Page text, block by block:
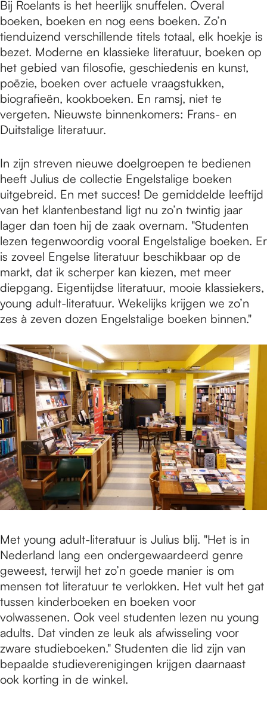
Bij Roelants is het heerlijk snuffelen. Overal
boeken, boeken en nog eens boeken. Zo’n
tienduizend verschillende titels totaal, elk hoekje is
bezet. Moderne en klassieke literatuur, boeken op
het gebied van filosofie, geschiedenis en kunst,
poëzie, boeken over actuele vraagstukken,
biografieën, kookboeken. En ramsj, niet te
vergeten. Nieuwste binnenkomers: Frans- en
Duitstalige literatuur.
In zijn streven nieuwe doelgroepen te bedienen
heeft Julius de collectie Engelstalige boeken
uitgebreid. En met succes! De gemiddelde leeftijd
van het klantenbestand ligt nu zo’n twintig jaar
lager dan toen hij de zaak overnam. "Studenten
lezen tegenwoordig vooral Engelstalige boeken. Er
is zoveel Engelse literatuur beschikbaar op de
markt, dat ik scherper kan kiezen, met meer
diepgang. Eigentijdse literatuur, mooie klassiekers,
young adult-literatuur. Wekelijks krijgen we zo’n
zes à zeven dozen Engelstalige boeken binnen."
Met young adult-literatuur is Julius blij. "Het is in
Nederland lang een ondergewaardeerd genre
geweest, terwijl het zo’n goede manier is om
mensen tot literatuur te verlokken. Het vult het gat
tussen kinderboeken en boeken voor
volwassenen. Ook veel studenten lezen nu young
adults. Dat vinden ze leuk als afwisseling voor
zware studieboeken." Studenten die lid zijn van
bepaalde studieverenigingen krijgen daarnaast
ook korting in de winkel.